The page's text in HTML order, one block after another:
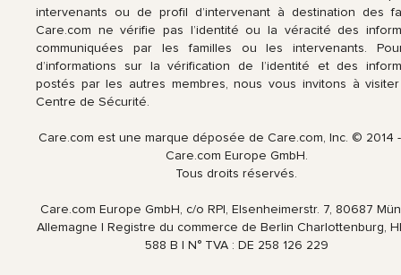
intervenants ou de profil d’intervenant à destination des
Care.com ne vérifie pas l’identité ou la véracité des
communiquées par les familles ou les intervenants.
d’informations sur la vérification de l’identité et des
postés par les autres membres, nous vous invitons à
Centre de Sécurité.
Care.com est une marque déposée de Care.com, Inc. © 2014
Care.com Europe GmbH.
Tous droits réservés.
Care.com Europe GmbH, c/o RPI, Elsenheimerstr. 7, 80687
Allemagne | Registre du commerce de Berlin Charlottenburg,
588 B | N° TVA : DE 258 126 229